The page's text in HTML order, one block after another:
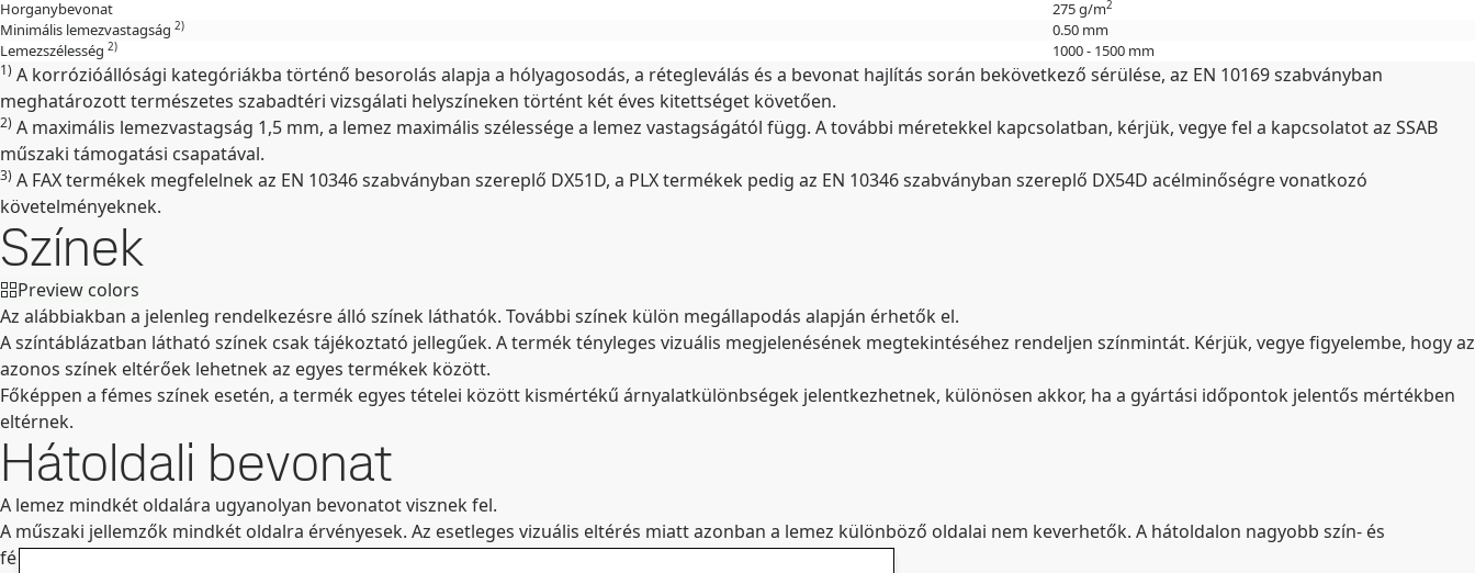
Horganybevonat 275 g/m2
Minimális lemezvastagság 2)
0.50 mm
Lemezszélesség 2) 1000 - 1500 mm
1) A korrózióállósági kategóriákba történő besorolás alapja a hólyagosodás, a rétegleválás és a bevonat hajlítás során bekövetkező sérülése, az EN 10169 szabványban
meghatározott természetes szabadtéri vizsgálati helyszíneken történt két éves kitettséget követően.
2) A maximális lemezvastagság 1,5 mm, a lemez maximális szélessége a lemez vastagságától függ. A további méretekkel kapcsolatban, kérjük, vegye fel a kapcsolatot az SSAB
műszaki támogatási csapatával.
3) A FAX termékek megfelelnek az EN 10346 szabványban szereplő DX51D, a PLX termékek pedig az EN 10346 szabványban szereplő DX54D acélminőségre vonatkozó
követelményeknek.
Színek
Preview colors
Az alábbiakban a jelenleg rendelkezésre álló színek láthatók. További színek külön megállapodás alapján érhetők el.
A színtáblázatban látható színek csak tájékoztató jellegűek. A termék tényleges vizuális megjelenésének megtekintéséhez rendeljen színmintát. Kérjük, vegye figyelembe, hogy az
azonos színek eltérőek lehetnek az egyes termékek között.
Főképpen a fémes színek esetén, a termék egyes tételei között kismértékű árnyalatkülönbségek jelentkezhetnek, különösen akkor, ha a gyártási időpontok jelentős mértékben
eltérnek.
Hátoldali bevonat
A lemez mindkét oldalára ugyanolyan bevonatot visznek fel.
A műszaki jellemzők mindkét oldalra érvényesek. Az esetleges vizuális eltérés miatt azonban a lemez különböző oldalai nem keverhetők. A hátoldalon nagyobb szín- és
fényességeltérés jelentkezhet.